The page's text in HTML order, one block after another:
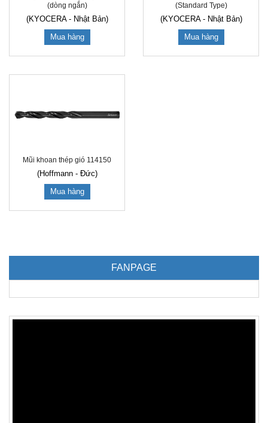
(dòng ngắn)
(KYOCERA - Nhật Bản)
Mua hàng
(Standard Type)
(KYOCERA - Nhật Bản)
Mua hàng
Mũi khoan thép gió 114150
(Hoffmann - Đức)
Mua hàng
FANPAGE